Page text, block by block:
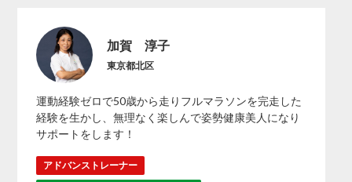
加賀 淳子
東京都北区
運動経験ゼロで50歳から走りフルマラソンを完走した
経験を生かし、無理なく楽しんで姿勢健康美人になり
サポートをします！
アドバンストレーナー